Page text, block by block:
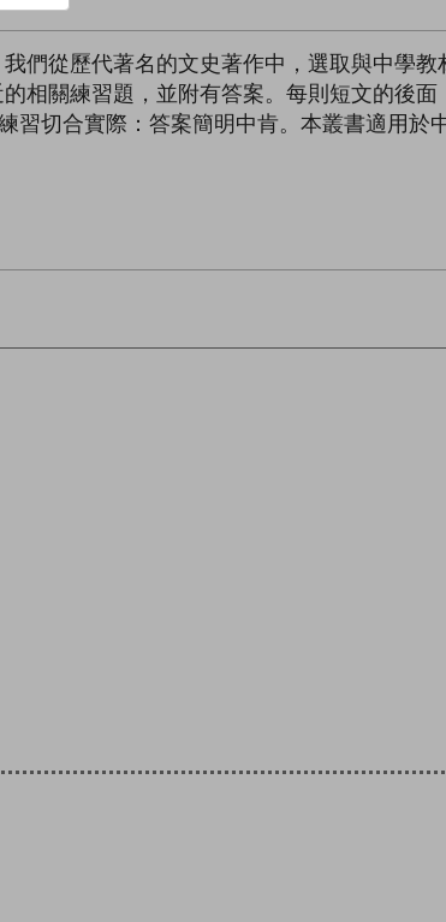
們從歷代著名的文史著作中，選取與中學教
相關練習題，並附有答案。每則短文的後面
習切合實際：答案簡明中肯。本叢書適用於